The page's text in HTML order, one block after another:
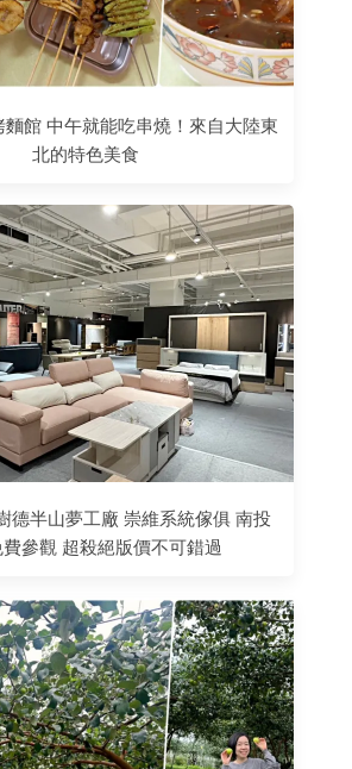
麵館 中午就能吃串燒！來自大陸東
北的特色美食
德半山夢工廠 崇維系統傢俱 南投
參觀 超殺絕版價不可錯過